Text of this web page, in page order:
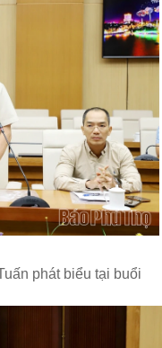
phát biểu tại buổi